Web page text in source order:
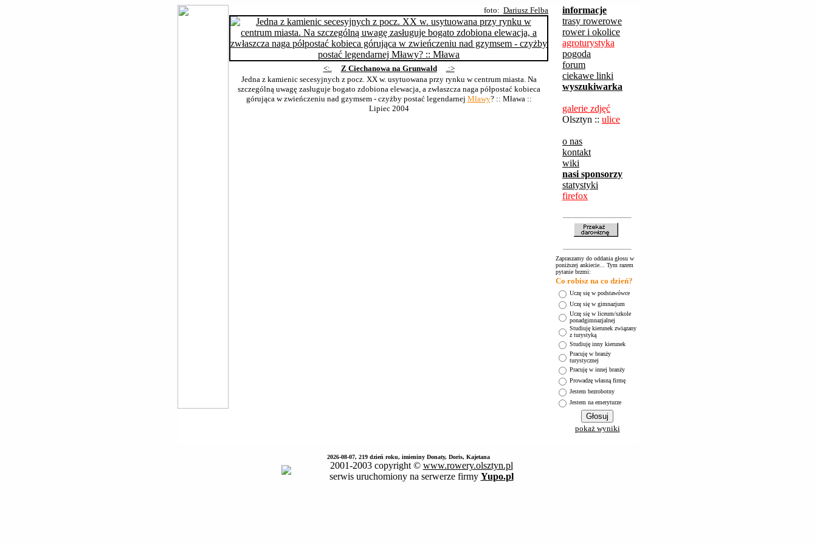
foto: Dariusz Felba
<:. Z Ciechanowa na Grunwald
.:>
Jedna z kamienic secesyjnych z pocz. XX w. usytuowana przy rynku w centrum miasta. Na
szczególną uwagę zasługuje bogato zdobiona elewacja, a zwłaszcza naga półpostać kobieca
górująca w zwieńczeniu nad gzymsem - czyżby postać legendarnej Mławy? :: Mława::
Lipiec 2004
informacje
trasy rowerowe
rower i okolice
agroturystyka
pogoda
forum
ciekawe linki
wyszukiwarka
galerie zdjęć
Olsztyn :: ulice
o nas
kontakt
wiki
nasi sponsorzy
statystyki
firefox
Zapraszamy do oddania głosu w
poniższej ankiecie... Tym razem
pytanie brzmi:
Co robisz na co dzień?
Uczę się w podstawówce
Uczę się w gimnazjum
Uczę się w liceum/szkole
ponadgimnazjalnej
Studiuję kierunek związany
z turystyką
Studiuję inny kierunek
Pracuję w branży
turystycznej
Pracuję w innej branży
Prowadzę własną firmę
Jestem bezrobotny
Jestem na emeryturze
pokaż wyniki
2026-08-07, 219 dzień roku, imieniny Donaty, Doris, Kajetana
2001-2003 copyright © www.rowery.olsztyn.pl
serwis uruchomiony na serwerze firmy Yupo.pl